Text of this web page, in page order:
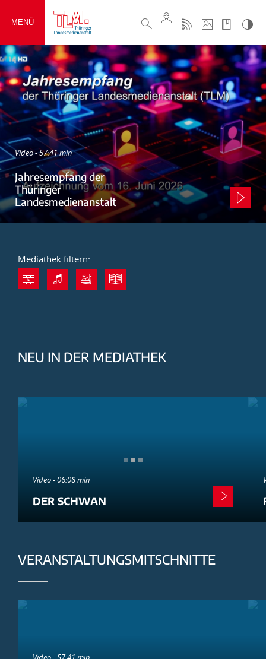
MENÜ
Video - 57:41 min
Jahresempfang der
Thüringer
Landesmedienanstalt
Mediathek filtern:
NEU IN DER MEDIATHEK
Video - 06:08 min
DER SCHWAN
VERANSTALTUNGSMITSCHNITTE